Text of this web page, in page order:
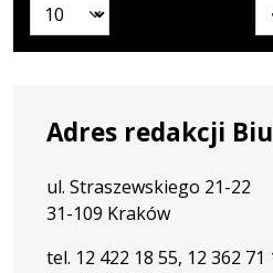
Liczba artykułów na stronie:
Adres redakcji
ul. Straszewskiego 21-22
31-109 Kraków
tel. 12 422 18 55, 12 362 71